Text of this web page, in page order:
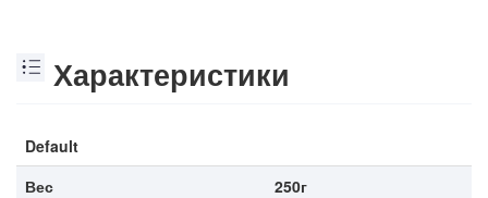
Характеристики
Default
Вес
250г